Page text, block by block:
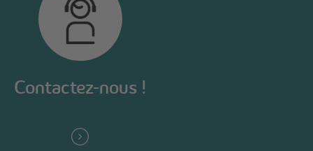
Contactez-nous !